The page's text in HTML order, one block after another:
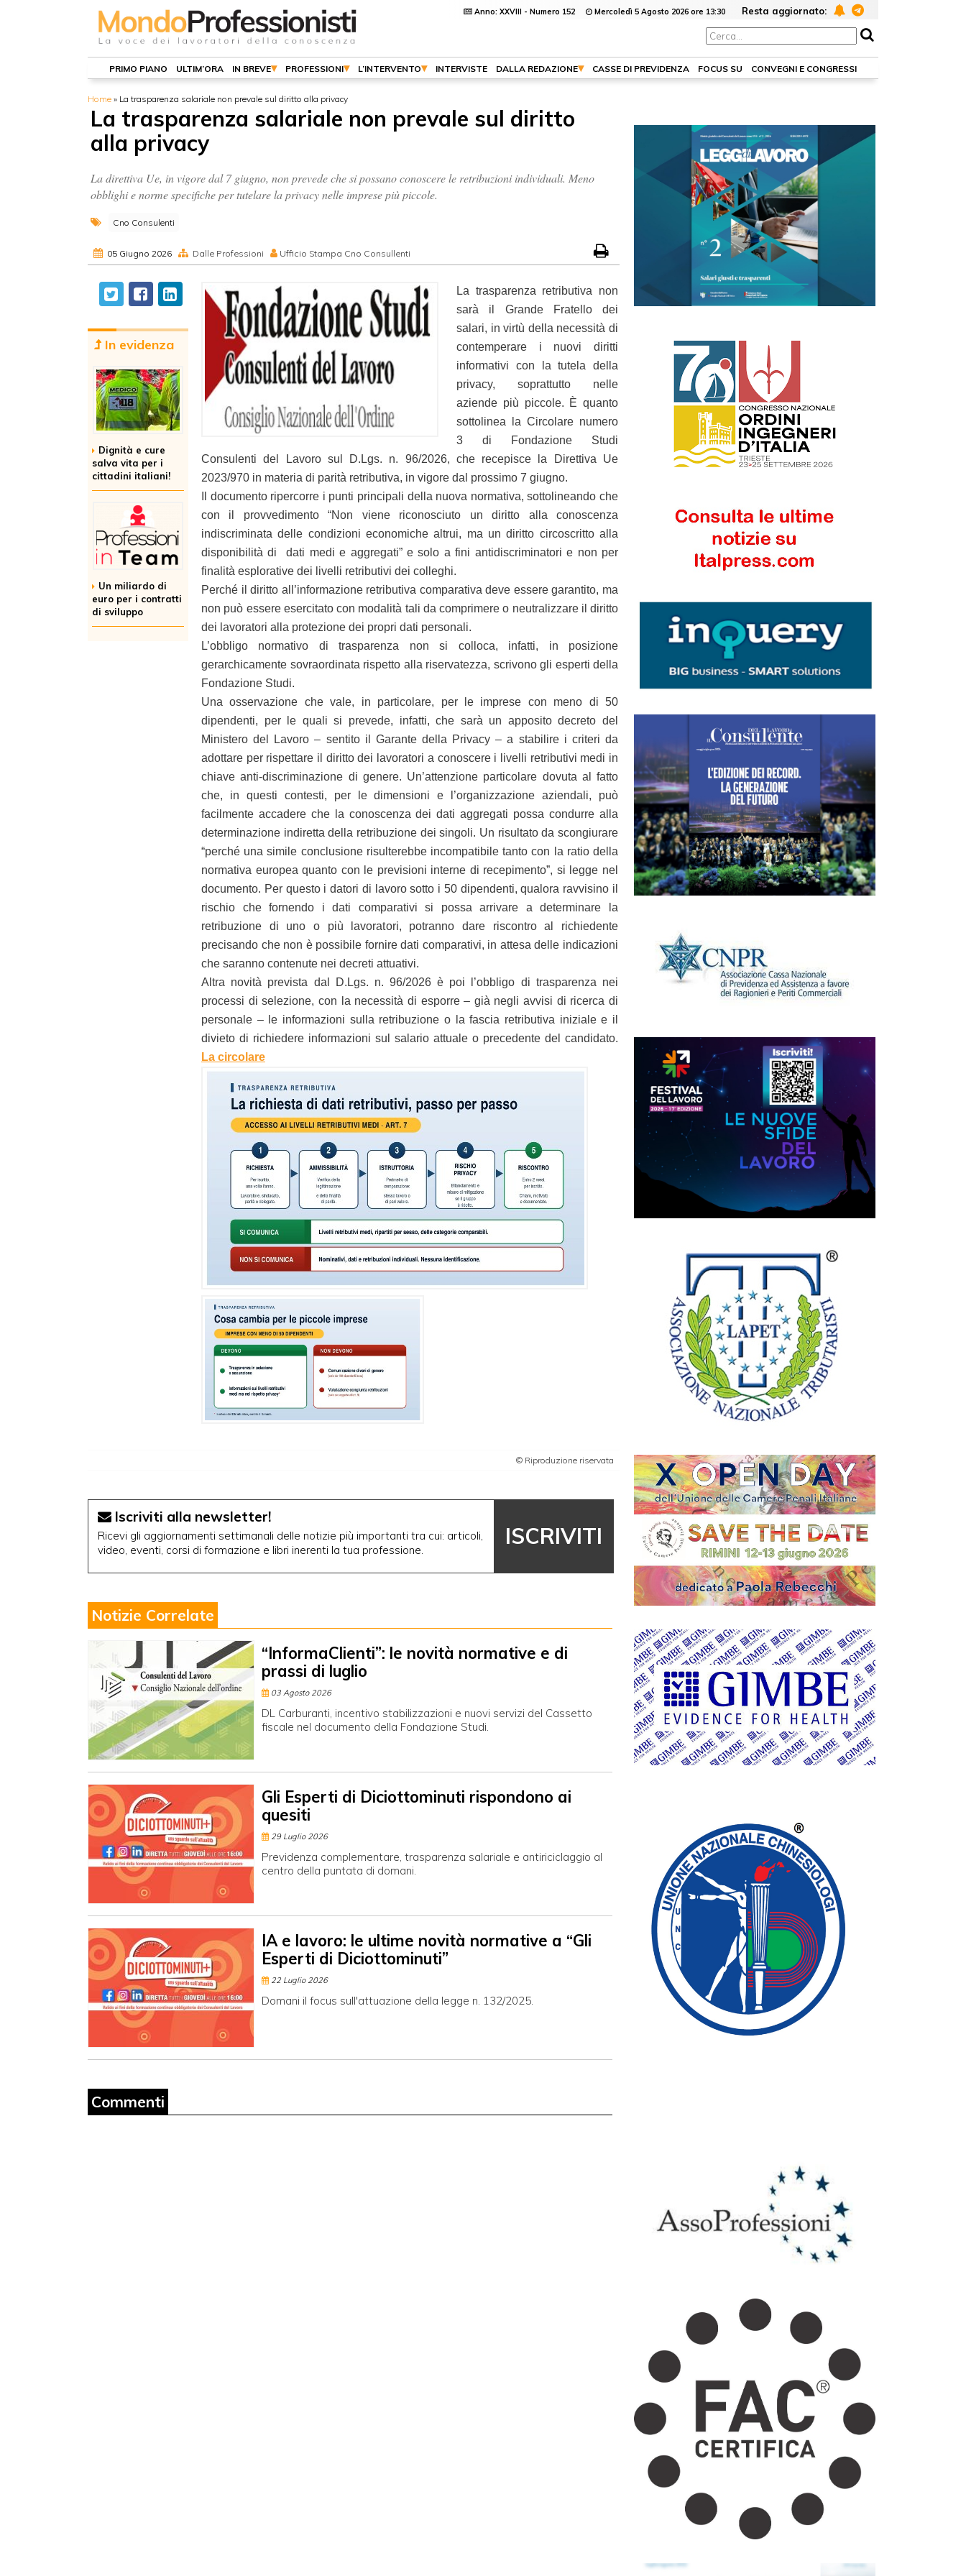
Anno: XXVIII - Numero 152 Mercoledì 5 Agosto 2026 ore 13:30 Resta aggiornato:
PRIMO PIANO ULTIM’ORA IN BREVE PROFESSIONI L’INTERVENTO INTERVISTE DALLA REDAZIONE CASSE DI PREVIDENZA FOCUS SU CONVEGNI E CONGRESSI
Home » La trasparenza salariale non prevale sul diritto alla privacy
La trasparenza salariale non prevale sul diritto
alla privacy
La direttiva Ue, in vigore dal 7 giugno, non prevede che si possano conoscere le retribuzioni individuali. Meno
obblighi e norme specifiche per tutelare la privacy nelle imprese più piccole.
Cno Consulenti
05 Giugno 2026 Dalle Professioni Ufficio Stampa Cno Consullenti
In evidenza
Dignità e cure
salva vita per i
cittadini italiani!
Un miliardo di
euro per i contratti
di sviluppo
La trasparenza retributiva non
sarà il Grande Fratello dei
salari, in virtù della necessità di
contemperare i nuovi diritti
informativi con la tutela della
privacy, soprattutto nelle
aziende più piccole. È quanto
sottolinea la Circolare numero
3 di Fondazione Studi
Consulenti del Lavoro sul D.Lgs. n. 96/2026, che recepisce la Direttiva Ue
2023/970 in materia di parità retributiva, in vigore dal prossimo 7 giugno.
Il documento ripercorre i punti principali della nuova normativa, sottolineando che
con il provvedimento “Non viene riconosciuto un diritto alla conoscenza
indiscriminata delle condizioni economiche altrui, ma un diritto circoscritto alla
disponibilità di dati medi e aggregati” e solo a fini antidiscriminatori e non per
finalità esplorative dei livelli retributivi dei colleghi.
Perché il diritto all’informazione retributiva comparativa deve essere garantito, ma
non può essere esercitato con modalità tali da comprimere o neutralizzare il diritto
dei lavoratori alla protezione dei propri dati personali.
L’obbligo normativo di trasparenza non si colloca, infatti, in posizione
gerarchicamente sovraordinata rispetto alla riservatezza, scrivono gli esperti della
Fondazione Studi.
Una osservazione che vale, in particolare, per le imprese con meno di 50
dipendenti, per le quali si prevede, infatti, che sarà un apposito decreto del
Ministero del Lavoro – sentito il Garante della Privacy – a stabilire i criteri da
adottare per rispettare il diritto dei lavoratori a conoscere i livelli retributivi medi in
chiave anti-discriminazione di genere. Un’attenzione particolare dovuta al fatto
che, in questi contesti, per le dimensioni e l’organizzazione aziendali, può
facilmente accadere che la conoscenza dei dati aggregati possa condurre alla
determinazione indiretta della retribuzione dei singoli. Un risultato da scongiurare
“perché una simile conclusione risulterebbe incompatibile tanto con la ratio della
normativa europea quanto con le previsioni interne di recepimento”, si legge nel
documento. Per questo i datori di lavoro sotto i 50 dipendenti, qualora ravvisino il
rischio che fornendo i dati comparativi si possa arrivare a determinare la
retribuzione di uno o più lavoratori, potranno dare riscontro al richiedente
precisando che non è possibile fornire dati comparativi, in attesa delle indicazioni
che saranno contenute nei decreti attuativi.
Altra novità prevista dal D.Lgs. n. 96/2026 è poi l’obbligo di trasparenza nei
processi di selezione, con la necessità di esporre – già negli avvisi di ricerca di
personale – le informazioni sulla retribuzione o la fascia retributiva iniziale e il
divieto di richiedere informazioni sul salario attuale o precedente del candidato.
La circolare
© Riproduzione riservata
Iscriviti alla newsletter!
Ricevi gli aggiornamenti settimanali delle notizie più importanti tra cui: articoli,
video, eventi, corsi di formazione e libri inerenti la tua professione.
ISCRIVITI
Notizie Correlate
“InformaClienti”: le novità normative e di
prassi di luglio
03 Agosto 2026
DL Carburanti, incentivo stabilizzazioni e nuovi servizi del Cassetto
fiscale nel documento della Fondazione Studi.
Gli Esperti di Diciottominuti rispondono ai
quesiti
29 Luglio 2026
Previdenza complementare, trasparenza salariale e antiriciclaggio al
centro della puntata di domani.
IA e lavoro: le ultime novità normative a “Gli
Esperti di Diciottominuti”
22 Luglio 2026
Domani il focus sull'attuazione della legge n. 132/2025.
Commenti